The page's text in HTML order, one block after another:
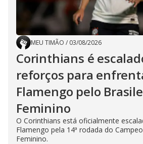
MEU TIMÃO / 03/08/2026
Corinthians é
reforços para
Flamengo pelo
Feminino
O Corinthians está oficialmente
Flamengo pela 14ª rodada do
Feminino.